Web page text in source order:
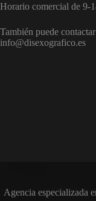
Horario comercial de 9-
También puede
info@disexografico.es
Agencia especializada